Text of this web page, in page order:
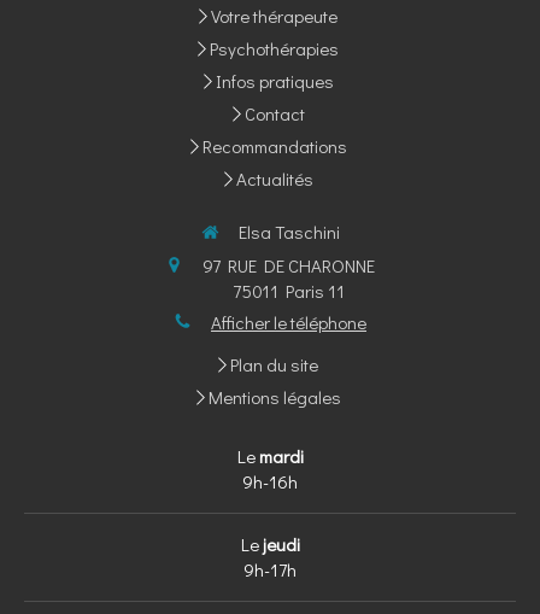
Votre thérapeute
Psychothérapies
Infos pratiques
Contact
Recommandations
Actualités
Elsa Taschini
97 RUE DE CHARONNE
75011 Paris 11
Afficher le téléphone
Plan du site
Mentions légales
Le mardi
9h-16h
Le jeudi
9h-17h